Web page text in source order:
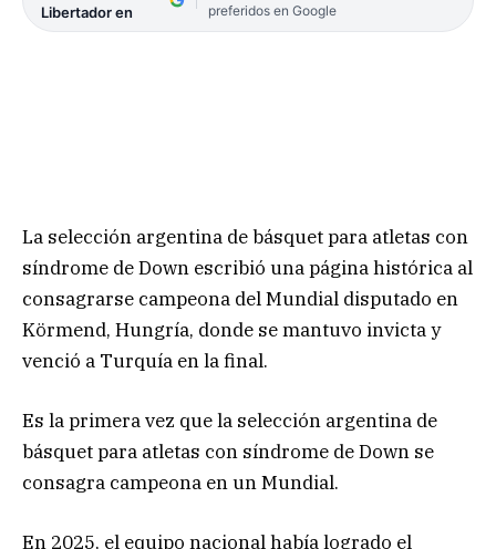
Libertador en
preferidos en Google
La selección argentina de básquet para atletas con
síndrome de Down escribió una página histórica al
consagrarse campeona del Mundial disputado en
Körmend, Hungría, donde se mantuvo invicta y
venció a Turquía en la final.
Es la primera vez que la selección argentina de
básquet para atletas con síndrome de Down se
consagra campeona en un Mundial.
En 2025, el equipo nacional había logrado el